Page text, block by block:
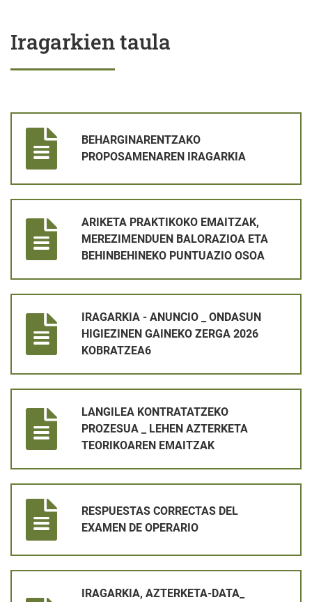
Iragarkien taula
BEHARGINARENTZAKO
PROPOSAMENAREN IRAGARKIA
ARIKETA PRAKTIKOKO EMAITZAK,
MEREZIMENDUEN BALORAZIOA ETA
BEHINBEHINEKO PUNTUAZIO OSOA
IRAGARKIA - ANUNCIO _ ONDASUN
HIGIEZINEN GAINEKO ZERGA 2026
KOBRATZEA6
LANGILEA KONTRATATZEKO
PROZESUA _ LEHEN AZTERKETA
TEORIKOAREN EMAITZAK
RESPUESTAS CORRECTAS DEL
EXAMEN DE OPERARIO
IRAGARKIA, AZTERKETA-DATA_